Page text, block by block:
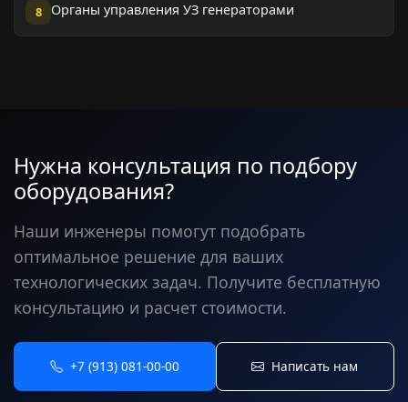
8 Органы управления УЗ генераторами
Нужна консультация по подбору
оборудования?
Наши инженеры помогут подобрать
оптимальное решение для ваших
технологических задач. Получите бесплатную
консультацию и расчет стоимости.
+7 (913) 081-00-00 Написать нам